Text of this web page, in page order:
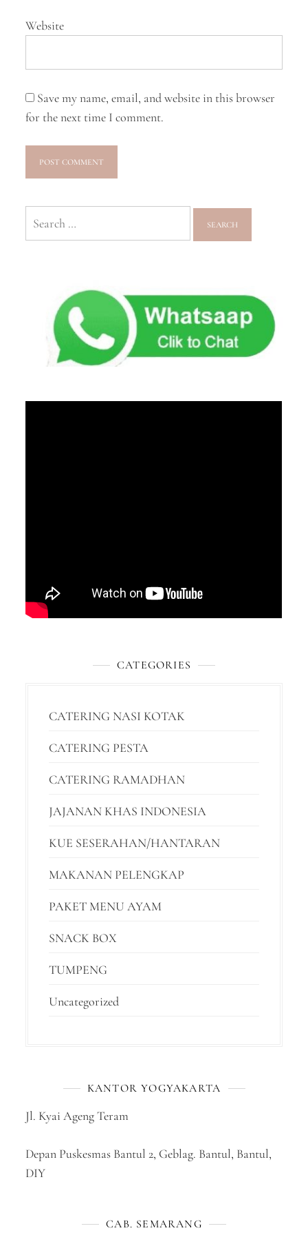
Website
Save my name, email, and website in this browser
for the next time I comment.
CATEGORIES
CATERING NASI KOTAK
CATERING PESTA
CATERING RAMADHAN
JAJANAN KHAS INDONESIA
KUE SESERAHAN/HANTARAN
MAKANAN PELENGKAP
PAKET MENU AYAM
SNACK BOX
TUMPENG
Uncategorized
KANTOR YOGYAKARTA
Jl. Kyai Ageng Teram
Depan Puskesmas Bantul 2, Geblag. Bantul, Bantul,
DIY
CAB. SEMARANG